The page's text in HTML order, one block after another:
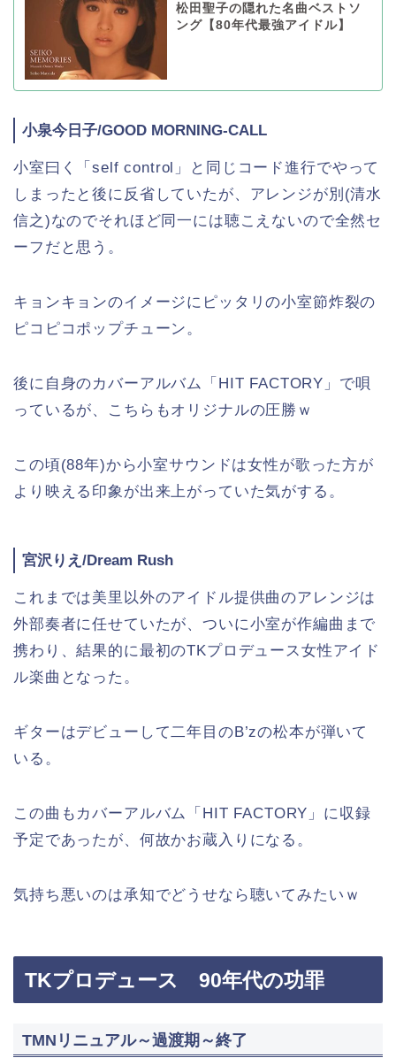
松田聖子の隠れた名曲ベストソ
ング【80年代最強アイドル】
小泉今日子/GOOD MORNING-CALL
小室曰く「self control」と同じコード進行でやって
しまったと後に反省していたが、アレンジが別(清水
信之)なのでそれほど同一には聴こえないので全然セ
ーフだと思う。
キョンキョンのイメージにピッタリの小室節炸裂の
ピコピコポップチューン。
後に自身のカバーアルバム「HIT FACTORY」で唄
っているが、こちらもオリジナルの圧勝ｗ
この頃(88年)から小室サウンドは女性が歌った方が
より映える印象が出来上がっていた気がする。
宮沢りえ/Dream Rush
これまでは美里以外のアイドル提供曲のアレンジは
外部奏者に任せていたが、ついに小室が作編曲まで
携わり、結果的に最初のTKプロデュース女性アイド
ル楽曲となった。
ギターはデビューして二年目のB’zの松本が弾いて
いる。
この曲もカバーアルバム「HIT FACTORY」に収録
予定であったが、何故かお蔵入りになる。
気持ち悪いのは承知でどうせなら聴いてみたいｗ
TKプロデュース 90年代の功罪
TMNリニュアル～過渡期～終了